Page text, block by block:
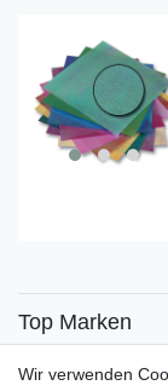
Top Marken
Wir verwenden